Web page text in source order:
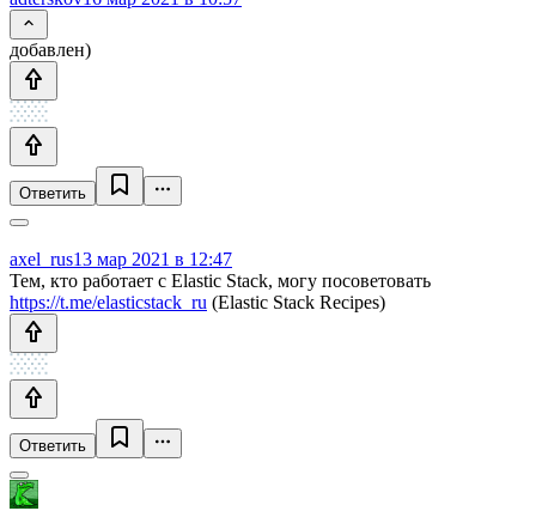
добавлен)
Ответить
axel_rus13 мар 2021 в 12:47
Тем, кто работает с Elastic Stack, могу посоветовать
https://t.me/elasticstack_ru (Elastic Stack Recipes)
Ответить